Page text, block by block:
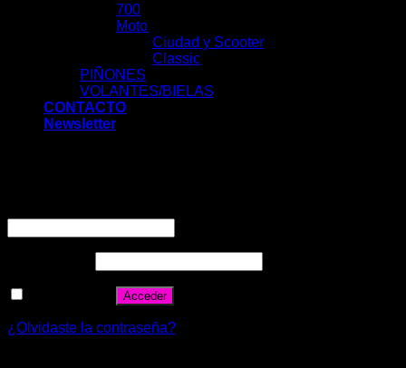
700
Moto
Ciudad y Scooter
Classic
PIÑONES
VOLANTES/BIELAS
CONTACTO
Newsletter
Acceder
¿Olvidaste la contraseña?